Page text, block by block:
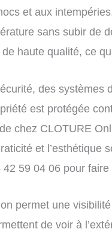
et aux
sans subir de
haute qualité, ce
des systèmes
est protégée
de chez CLOTURE
et
59 04 06 pour
permet une
de voir à